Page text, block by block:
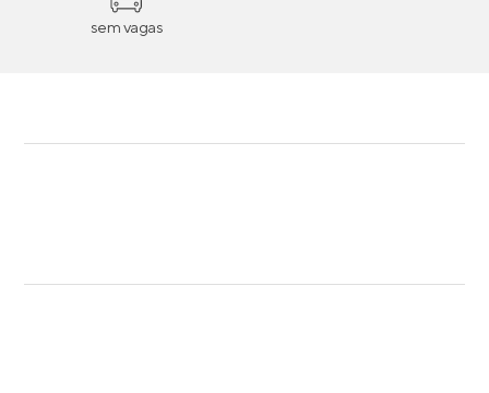
sem vagas